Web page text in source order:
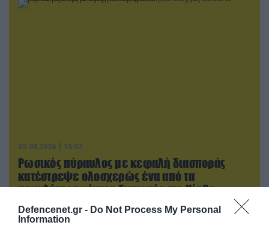
Defencenet.gr - Do Not Process My Personal
Information
05.08.2026 | 15:02
Ρωσικός πύραυλος με κεφαλή διασποράς
κατέστρεψε ολοσχερώς ένα από τα
μεγαλύτερα κέντρα διανομής στο Κίεβο
(βίντεο)